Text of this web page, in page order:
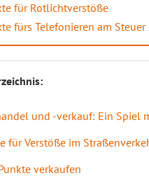
für Rotlichtverstöße
fürs Telefonieren am Steuer
und -verkauf: Ein Spiel
für Verstöße im
verkaufen